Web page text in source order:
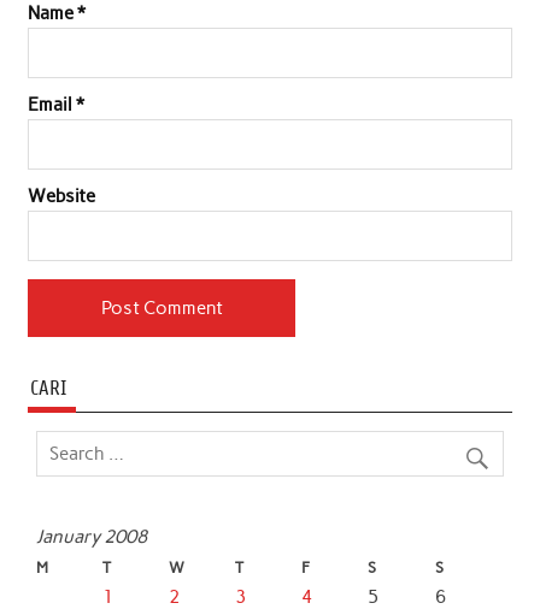
Name*
Email *
Website
CARI
January 2008
M T W T F S S
1 2 3 4 5
6